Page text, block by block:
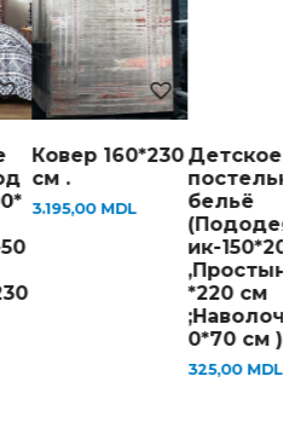
Ковер 160*230
см .
3.195,00 MDL
Детское
бельё
ик-150*200
*220 см
0*70 см )
325,00 MDL